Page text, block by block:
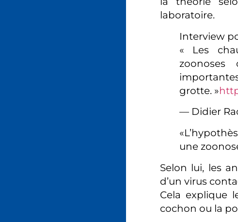
laboratoire.
Interview
« Les
grotte. »
— Didier
une
Selon lui, les
d’un virus
Cela explique
cochon ou la